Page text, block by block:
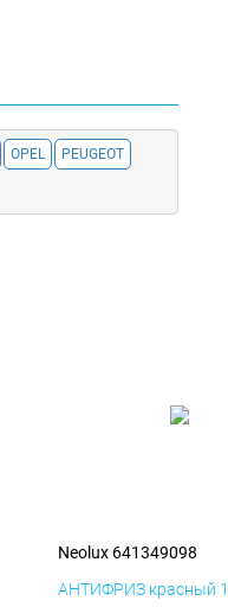
OPEL PEUGEOT
Neolux 641349098
АНТИФРИЗ красный